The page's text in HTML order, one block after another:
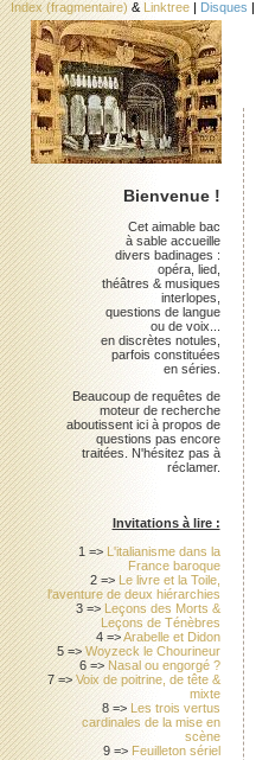
Index (fragmentaire) & Linktree | Disques |
Bienvenue !
Cet aimable bac
à sable accueille
divers badinages :
opéra, lied,
théâtres & musiques
interlopes,
questions de langue
ou de voix...
en discrètes notules,
parfois constituées
en séries.
Beaucoup de requêtes de
moteur de recherche
aboutissent ici à propos de
questions pas encore
traitées. N'hésitez pas à
réclamer.
Invitations à lire :
1 => L'italianisme dans la
France baroque
2 => Le livre et la Toile,
l'aventure de deux hiérarchies
3 => Leçons des Morts &
Leçons de Ténèbres
4 =>Arabelle et Didon
5 =>Woyzeck le Chourineur
6 => Nasal ou engorgé ?
7 =>Voix de poitrine, de tête &
mixte
8 => Les trois vertus
cardinales de la mise en
scène
9 => Feuilleton sériel